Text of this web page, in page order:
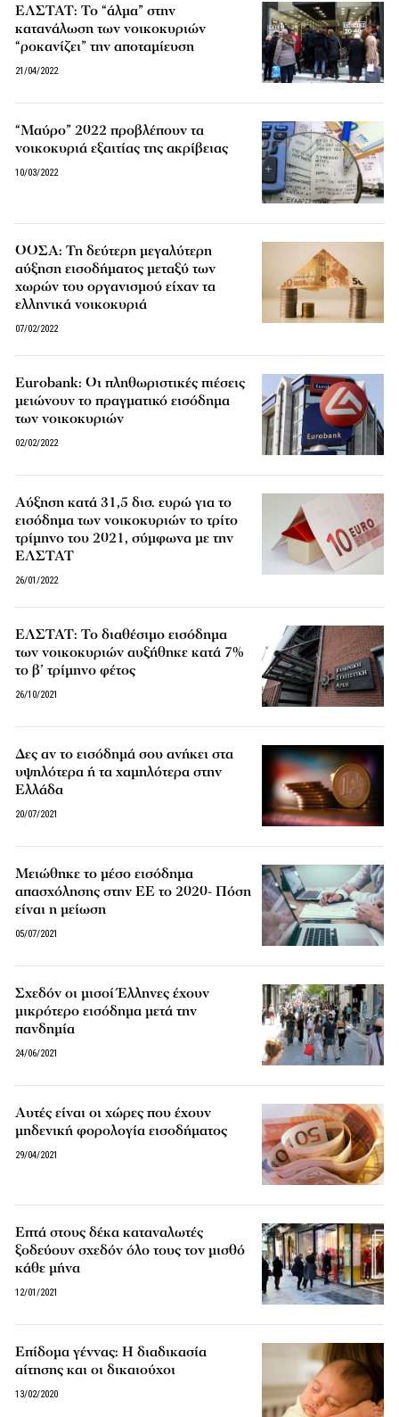
ΕΛΣΤΑΤ: Το “άλμα” στην
κατανάλωση των νοικοκυριών
“ροκανίζει” την αποταμίευση
21/04/2022
“Μαύρο” 2022 προβλέπουν τα
νοικοκυριά εξαιτίας της ακρίβειας
10/03/2022
ΟΟΣΑ: Τη δεύτερη μεγαλύτερη
αύξηση εισοδήματος μεταξύ των
χωρών του οργανισμού είχαν τα
ελληνικά νοικοκυριά
07/02/2022
Eurobank: Οι πληθωριστικές πιέσεις
μειώνουν το πραγματικό εισόδημα
των νοικοκυριών
02/02/2022
Αύξηση κατά 31,5 δισ. ευρώ για το
εισόδημα των νοικοκυριών το τρίτο
τρίμηνο του 2021, σύμφωνα με την
ΕΛΣΤΑΤ
26/01/2022
ΕΛΣΤΑΤ: Το διαθέσιμο εισόδημα
των νοικοκυριών αυξήθηκε κατά 7%
το β’ τρίμηνο φέτος
26/10/2021
Δες αν το εισόδημά σου ανήκει στα
υψηλότερα ή τα χαμηλότερα στην
Ελλάδα
20/07/2021
Μειώθηκε το μέσο εισόδημα
απασχόλησης στην ΕΕ το 2020- Πόση
είναι η μείωση
05/07/2021
Σχεδόν οι μισοί Έλληνες έχουν
μικρότερο εισόδημα μετά την
πανδημία
24/06/2021
Αυτές είναι οι χώρες που έχουν
μηδενική φορολογία εισοδήματος
29/04/2021
Επτά στους δέκα καταναλωτές
ξοδεύουν σχεδόν όλο τους τον μισθό
κάθε μήνα
12/01/2021
Επίδομα γέννας: Η διαδικασία
αίτησης και οι δικαιούχοι
13/02/2020